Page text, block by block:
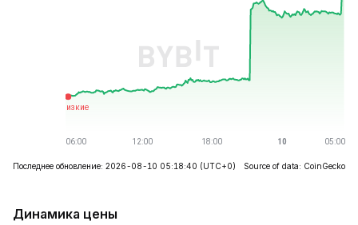
Последнее обновление: 2026-08-10 05:18:40 (UTC+0) Source of data: CoinGecko
Динамика цены